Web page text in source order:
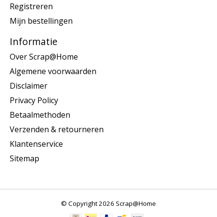
Registreren
Mijn bestellingen
Informatie
Over Scrap@Home
Algemene voorwaarden
Disclaimer
Privacy Policy
Betaalmethoden
Verzenden & retourneren
Klantenservice
Sitemap
© Copyright 2026 Scrap@Home